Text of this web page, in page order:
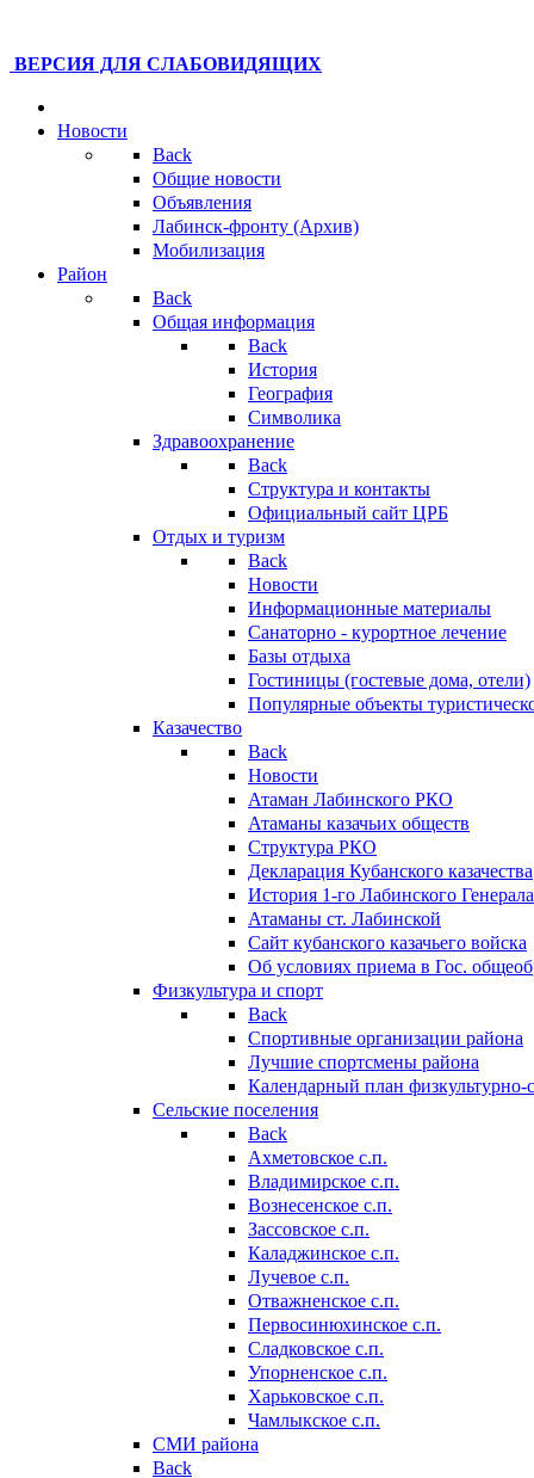
ВЕРСИЯ ДЛЯ СЛАБОВИДЯЩИХ
Новости
Back
Общие новости
Объявления
Лабинск-фронту (Архив)
Мобилизация
Район
Back
Общая информация
Back
История
География
Символика
Здравоохранение
Back
Структура и контакты
Официальный сайт ЦРБ
Отдых и туризм
Back
Новости
Информационные материалы
Санаторно - курортное лечение
Базы отдыха
Гостиницы (гостевые дома, отели)
Популярные объекты
Казачество
Back
Новости
Атаман Лабинского РКО
Атаманы казачьих обществ
Структура РКО
Декларация Кубанского казачества
История 1-го Лабинского
Атаманы ст. Лабинской
Cайт кубанского казачьего войска
Об условиях приема в Гос.
Физкультура и спорт
Back
Спортивные организации района
Лучшие спортсмены района
Календарный план
Сельские поселения
Back
Ахметовское с.п.
Владимирское с.п.
Вознесенское с.п.
Зассовское с.п.
Каладжинское с.п.
Лучевое с.п.
Отважненское с.п.
Первосинюхинское с.п.
Сладковское с.п.
Упорненское с.п.
Харьковское с.п.
Чамлыкское с.п.
СМИ района
Back